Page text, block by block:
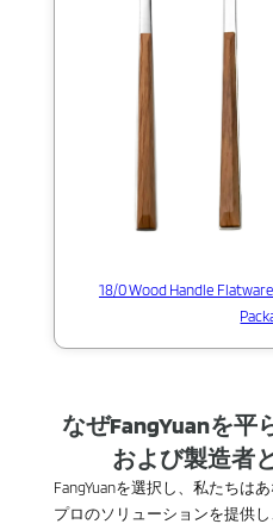
18/0 Wood Handle
なぜFangYuanを平
および製造者
FangYuanを選択し、私たちは
プロのソリューションを提供